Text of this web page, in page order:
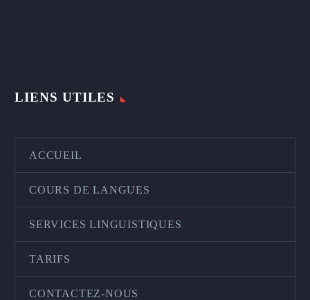
LIENS UTILES
ACCUEIL
COURS DE LANGUES
SERVICES LINGUISTIQUES
TARIFS
CONTACTEZ-NOUS